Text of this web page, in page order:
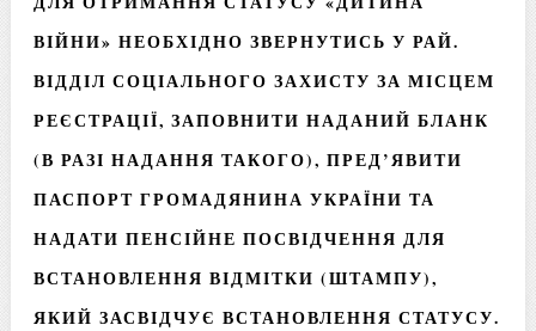
ВІЙНИ» НЕОБХІДНО ЗВЕРНУТИСЬ У РАЙ.
ВІДДІЛ СОЦІАЛЬНОГО ЗАХИСТУ ЗА МІСЦЕМ
РЕЄСТРАЦІЇ, ЗАПОВНИТИ НАДАНИЙ БЛАНК
(В РАЗІ НАДАННЯ ТАКОГО), ПРЕД’ЯВИТИ
ПАСПОРТ ГРОМАДЯНИНА УКРАЇНИ ТА
НАДАТИ ПЕНСІЙНЕ ПОСВІДЧЕННЯ ДЛЯ
ВСТАНОВЛЕННЯ ВІДМІТКИ (ШТАМПУ),
ЯКИЙ ЗАСВІДЧУЄ ВСТАНОВЛЕННЯ СТАТУСУ.